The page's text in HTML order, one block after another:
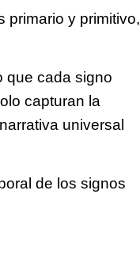
primario y primitivo,
que cada signo
capturan la
universal
de los signos